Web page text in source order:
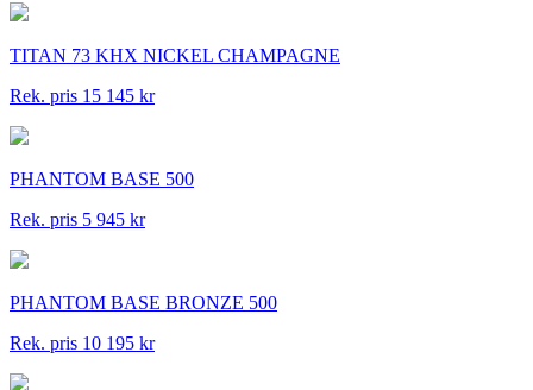
TITAN 73 KHX NICKEL CHAMPAGNE
Rek. pris 15 145 kr
PHANTOM BASE 500
Rek. pris 5 945 kr
PHANTOM BASE BRONZE 500
Rek. pris 10 195 kr